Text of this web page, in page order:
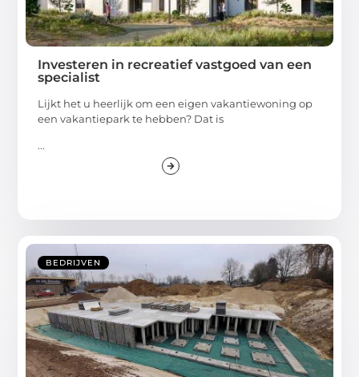
Investeren in recreatief vastgoed van een
specialist
Lijkt het u heerlijk om een eigen vakantiewoning op
een vakantiepark te hebben? Dat is
...
BEDRIJVEN